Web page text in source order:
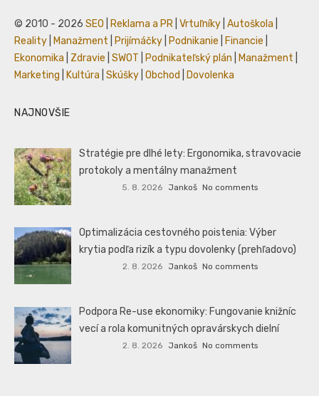
© 2010 - 2026 SEO Reklama a PR Vrtuľníky Autoškola
Reality
Manažment Prijímáčky Podnikanie Financie
Ekonomika
Zdravie SWOT Podnikateľský plán Manažment
Marketing
Kultúra Skúšky Obchod Dovolenka
NAJNOVŠIE
Stratégie pre dlhé lety: Ergonomika, stravovacie
protokoly a mentálny manažment
5. 8. 2026 Jankoš No comments
Optimalizácia cestovného poistenia: Výber
krytia podľa rizík a typu dovolenky (prehľadovo)
2. 8. 2026 Jankoš No comments
Podpora Re-use ekonomiky: Fungovanie knižníc
vecí a rola komunitných opravárskych dielní
2. 8. 2026 Jankoš No comments